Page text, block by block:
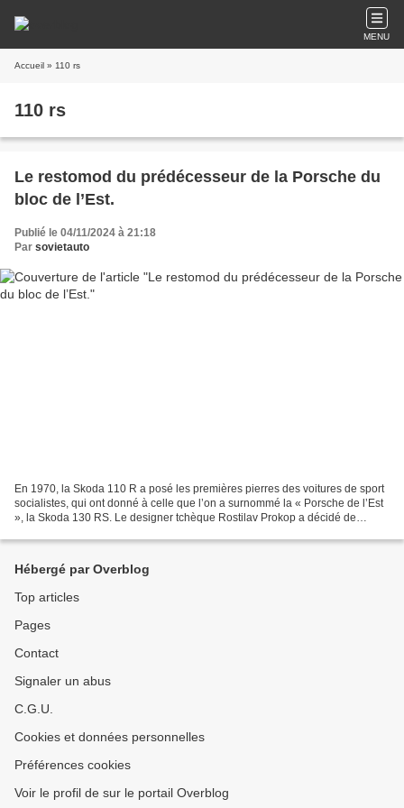
MENU
Accueil » 110 rs
110 rs
Le restomod du prédécesseur de la Porsche du
bloc de l’Est.
Publié le 04/11/2024 à 21:18
Par sovietauto
En 1970, la Skoda 110 R a posé les premières pierres des voitures de sport
socialistes, qui ont donné à celle que l’on a surnommé la « Porsche de l’Est
», la Skoda 130 RS. Le designer tchèque Rostilav Prokop a décidé de
Hébergé par Overblog
Top articles
Pages
Contact
Signaler un abus
C.G.U.
Cookies et données personnelles
Préférences cookies
Voir le profil de sur le portail Overblog